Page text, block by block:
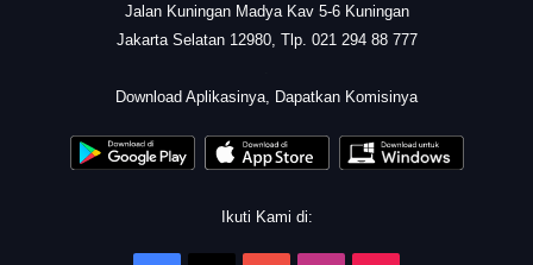
Jalan Kuningan Madya Kav 5-6 Kuningan
Jakarta Selatan 12980, Tlp. 021 294 88 777
Download Aplikasinya, Dapatkan Komisinya
Ikuti Kami di: